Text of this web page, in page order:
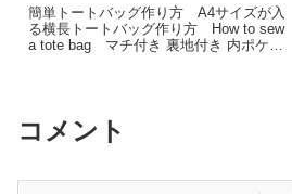
簡単トートバッグ作り方 A4サイズが入
る横長トートバッグ作り方 How to sew
a tote bag マチ付き 裏地付き 内ポケッ
コメント